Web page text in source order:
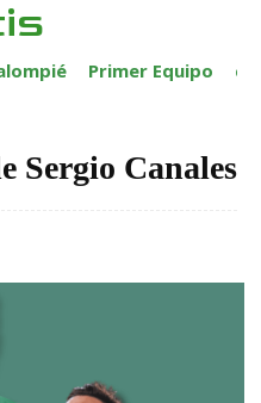
Primer Equipo
Sergio Canales